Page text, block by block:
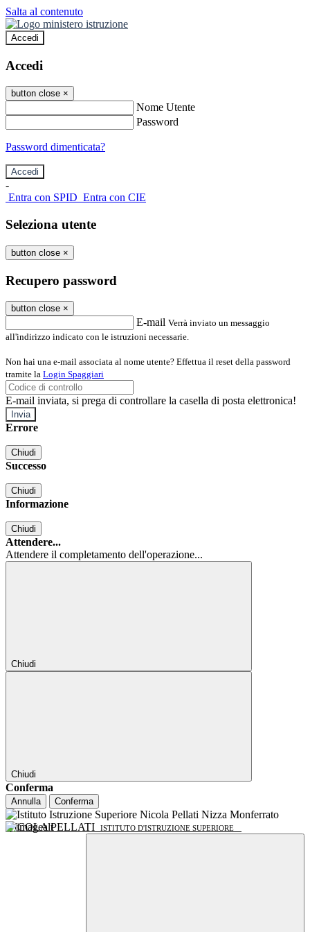
Salta al contenuto
Accedi
Accedi
button close ×
Nome Utente
Password
Password dimenticata?
-
Entra con SPID Entra con CIE
Seleziona utente
button close ×
Recupero password
button close ×
E-mail Verrà inviato un messaggio
all'indirizzo indicato con le istruzioni necessarie.
Non hai una e-mail associata al nome utente? Effettua il reset della password
tramite la Login Spaggiari
E-mail inviata, si prega di controllare la casella di posta elettronica!
Errore
Chiudi
Successo
Chiudi
Informazione
Chiudi
Attendere...
Attendere il completamento dell'operazione...
Chiudi
Chiudi
Conferma
Annulla Conferma
NICOLA PELLATI ISTITUTO D'ISTRUZIONE SUPERIORE